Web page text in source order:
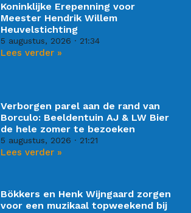
Koninklijke Erepenning voor
Meester Hendrik Willem
Heuvelstichting
5 augustus, 2026 21:34
Lees verder »
Verborgen parel aan de rand van
Borculo: Beeldentuin AJ & LW Bier
de hele zomer te bezoeken
5 augustus, 2026 21:21
Lees verder »
Bökkers en Henk Wijngaard zorgen
voor een muzikaal topweekend bij